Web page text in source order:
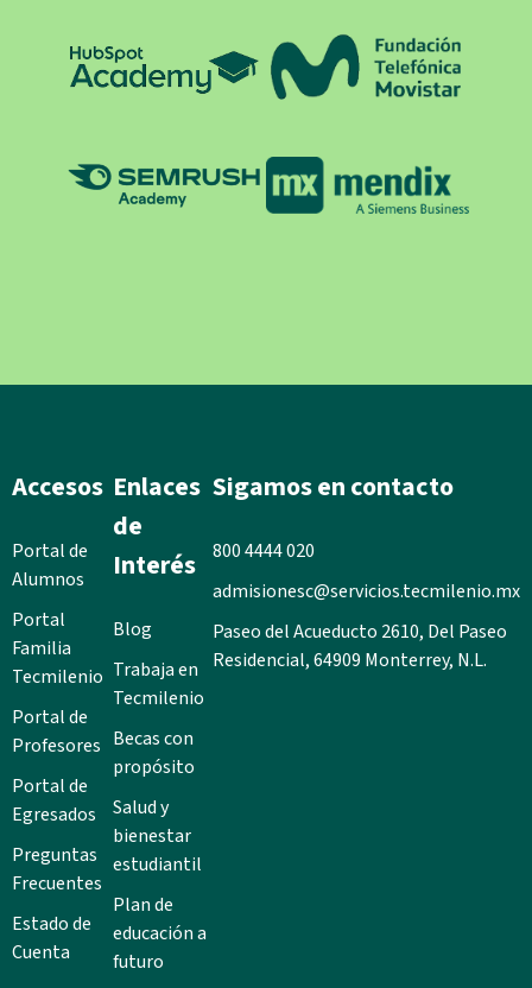
Accesos
Portal de
Alumnos
Portal
Familia
Tecmilenio
Portal de
Profesores
Portal de
Egresados
Preguntas
Frecuentes
Estado de
Cuenta
Enlaces
de
Interés
Blog
Trabaja en
Tecmilenio
Becas con
propósito
Salud y
bienestar
estudiantil
Plan de
educación a
futuro
Sigamos en contacto
800 4444 020
admisionesc@servicios.tecmilenio.mx
Paseo del Acueducto 2610, Del Paseo
Residencial, 64909 Monterrey, N.L.